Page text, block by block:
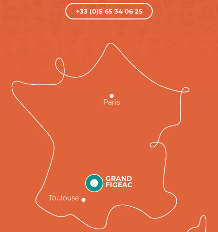
+33 (0)5 65 34 06 25
GRAND
FIGEAC
Toulouse
Paris